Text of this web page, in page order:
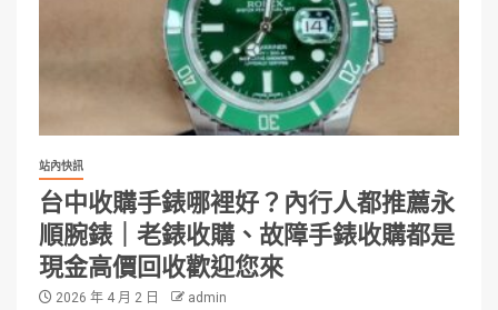
站內快訊
台中收購手錶哪裡好？內行人都推薦永
順腕錶｜老錶收購、故障手錶收購都是
現金高價回收歡迎您來
2026 年 4 月 2 日 admin